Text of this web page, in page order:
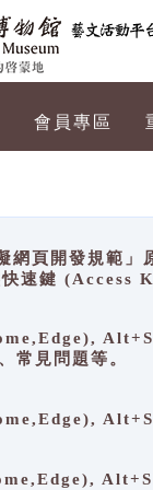
會員專區
網頁開發規範
速鍵 (Access
常見問題等。